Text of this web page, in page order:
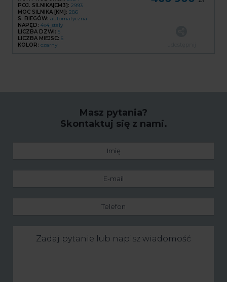
POJ. SILNIKA[CM3]: 2993
MOC SILNIKA [KM]: 286
S. BIEGÓW: automatyczna
NAPĘD: 4x4_staly
LICZBA DZWI: 5
LICZBA MIEJSC: 5
KOLOR: czarny
Masz pytania?
Skontaktuj się z nami.
pytanie